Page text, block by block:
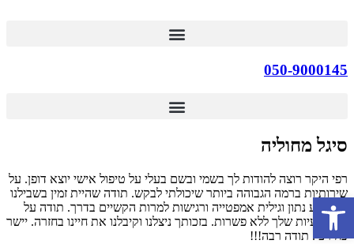
050-9000145
סיגל מחוליה
רפי היקר רוצה להודות לך בשמי ובשם בעלי על טיפול אישי יוצא דופן. על
שירותיות ברמה הגבוהה ביותר שיכולתי לבקש. תודה שהיית זמין בשבילנו
בכל רגע נתון וגילית אמפטייה ורגישות למרות הקשיים בדרך. תודה על
המקצועיות שלך ללא פשרות. בזכותך ניצלנו וקיבלנו את חיינו בחזרה. יישר
כח רפי. תודה רבה!!!
פתח סרגל נגישות